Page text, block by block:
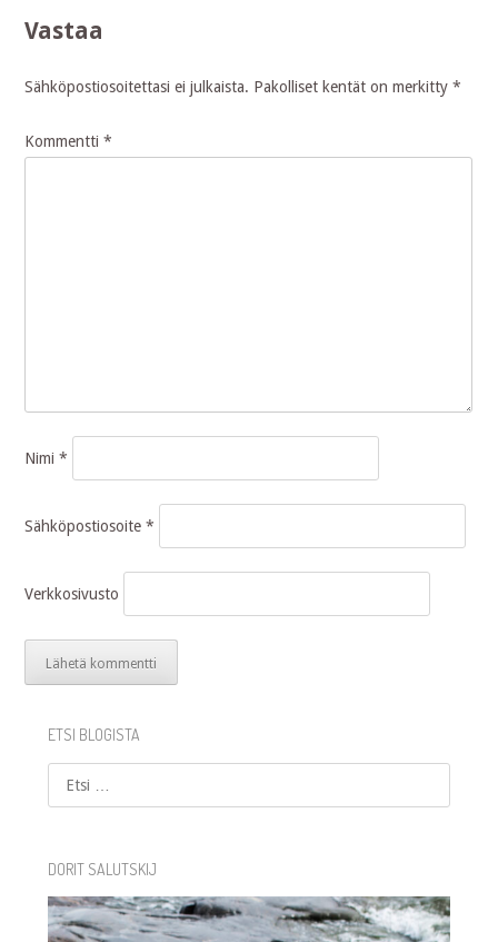
Vastaa
Sähköpostiosoitettasi ei julkaista. Pakolliset kentät on merkitty*
Kommentti*
Nimi*
Sähköpostiosoite*
Verkkosivusto
ETSI BLOGISTA
Etsi
DORIT SALUTSKIJ